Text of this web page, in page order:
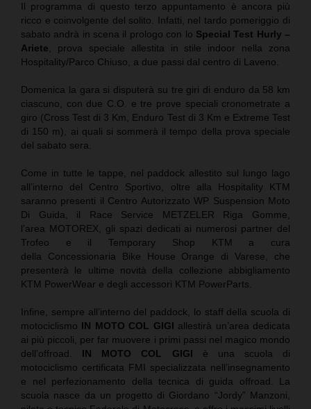
Il programma di questo terzo appuntamento è ancora più
ricco e coinvolgente del solito. Infatti, nel tardo pomeriggio di
sabato andrà in scena il prologo con lo Special Test Hurly –
Ariete, prova speciale allestita in stile indoor nella zona
Hospitality/Parco Chiuso, a due passi dal centro di Laveno.
Domenica la gara si disputerà su tre giri di enduro da 58 km
ciascuno, con due C.O. e tre prove speciali cronometrate a
giro (Cross Test di 3 Km, Enduro Test di 3 Km e Extreme Test
di 150 m), ai quali si sommerà il tempo della prova speciale
del sabato sera.
Come in tutte le tappe, nel paddock allestito sul lungo lago
all’interno del Centro Sportivo, oltre alla Hospitality KTM
saranno presenti il Centro Autorizzato WP Suspension Moto
Di Guida, il Race Service METZELER Riga Gomme,
l’area MOTOREX, gli spazi dedicati ai numerosi partner del
Trofeo e il Temporary Shop KTM a cura
della Concessionaria Bike House Orange di Varese, che
presenterà le ultime novità della collezione abbigliamento
KTM PowerWear e degli accessori KTM PowerParts.
Infine, sempre all’interno del paddock, lo staff della scuola di
motociclismo IN MOTO COL GIGI allestirà un’area dedicata
ai più piccoli, per far muovere i primi passi nel magico mondo
dell’offroad. IN MOTO COL GIGI è una scuola di
motociclismo certificata FMI specializzata nell’insegnamento
e nel perfezionamento della tecnica di guida offroad. La
scuola nasce da un progetto di Giordano “Jordy” Manzoni,